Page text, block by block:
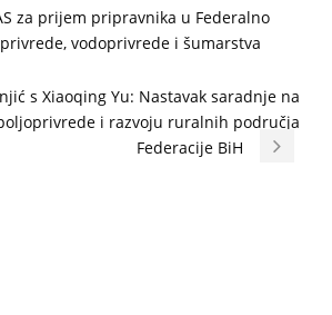
za prijem pripravnika u Federalno
vodoprivrede i šumarstva
s Xiaoqing Yu: Nastavak saradnje na
i razvoju ruralnih područja
Federacije BiH